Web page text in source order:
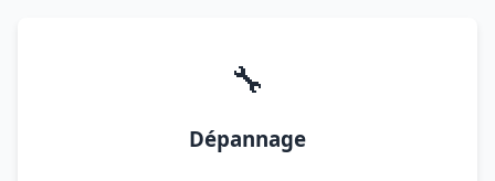
🔧
Dépannage